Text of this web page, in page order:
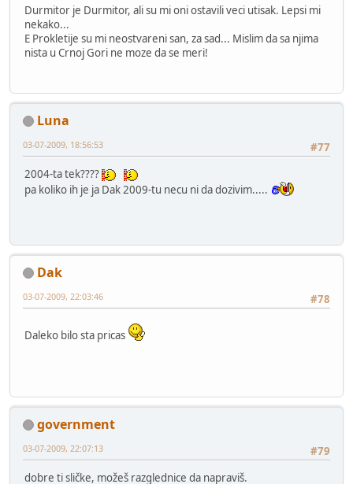
Durmitor je Durmitor, ali su mi oni ostavili veci utisak. Lepsi mi
nekako...
E Prokletije su mi neostvareni san, za sad... Mislim da sa njima
nista u Crnoj Gori ne moze da se meri!
Luna
#77
03-07-2009, 18:56:53
2004-ta tek????
pa koliko ih je ja Dak 2009-tu necu ni da dozivim.....
Dak
#78
03-07-2009, 22:03:46
Daleko bilo sta pricas
government
#79
03-07-2009, 22:07:13
dobre ti sličke, možeš razglednice da napraviš.